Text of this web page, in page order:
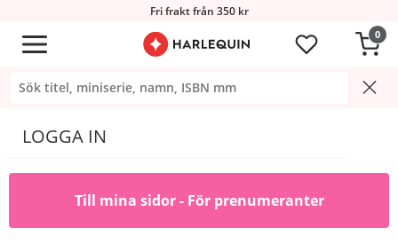
Fri frakt från 350 kr
0
LOGGA IN
Till mina sidor - För prenumeranter